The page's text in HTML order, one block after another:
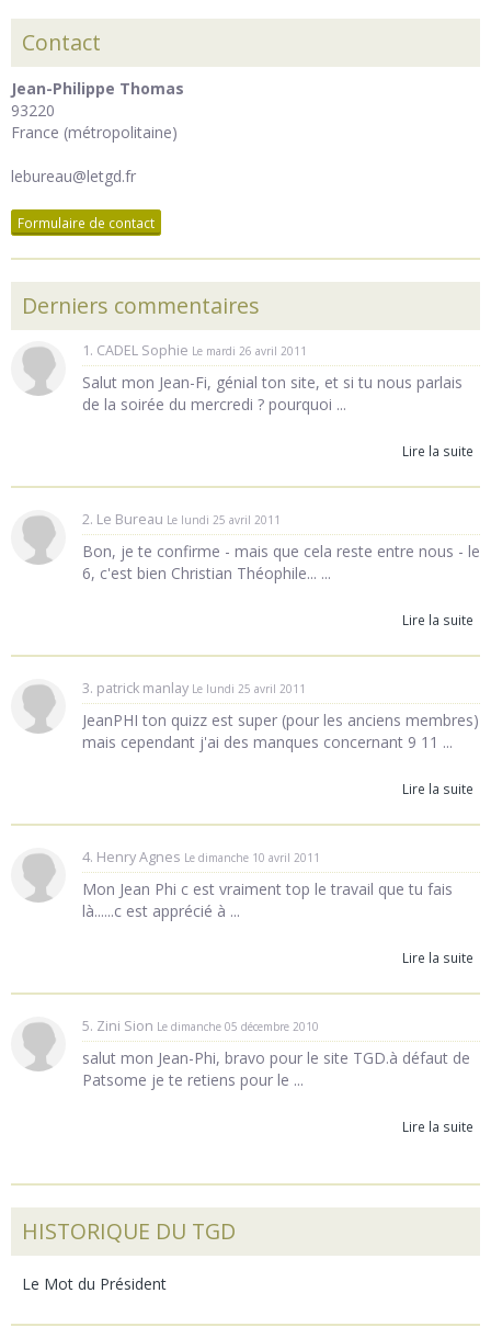
Contact
Jean-Philippe Thomas
93220
France (métropolitaine)
lebureau@letgd.fr
Formulaire de contact
Derniers commentaires
1. CADEL Sophie Le mardi 26 avril 2011
Salut mon Jean-Fi, génial ton site, et si tu nous parlais
de la soirée du mercredi ? pourquoi ...
Lire la suite
2. Le Bureau Le lundi 25 avril 2011
Bon, je te confirme - mais que cela reste entre nous - le
6, c'est bien Christian Théophile... ...
Lire la suite
3. patrick manlay Le lundi 25 avril 2011
JeanPHI ton quizz est super (pour les anciens membres)
mais cependant j'ai des manques concernant 9 11 ...
Lire la suite
4. Henry Agnes Le dimanche 10 avril 2011
Mon Jean Phi c est vraiment top le travail que tu fais
là......c est apprécié à ...
Lire la suite
5. Zini Sion Le dimanche 05 décembre 2010
salut mon Jean-Phi, bravo pour le site TGD.à défaut de
Patsome je te retiens pour le ...
Lire la suite
HISTORIQUE DU TGD
Le Mot du Président